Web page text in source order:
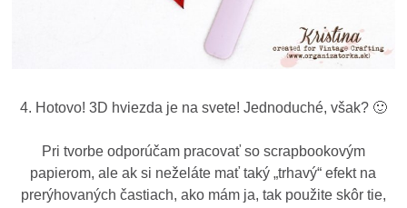
4. Hotovo! 3D hviezda je na svete! Jednoduché, však? 🙂
Pri tvorbe odporúčam pracovať so scrapbookovým
papierom, ale ak si neželáte mať taký „trhavý“ efekt na
prerýhovaných častiach, ako mám ja, tak použite skôr tie,